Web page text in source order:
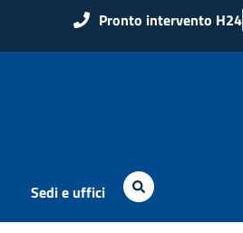
Pronto intervento H24
Sedi e uffici